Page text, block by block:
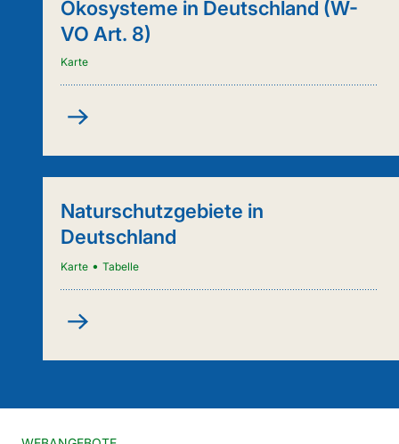
Ökosysteme in Deutschland (W-
VO Art. 8)
Karte
Kartenanwendung
Städtische
Ökosysteme
Deutschland
(W-
VO
Art.
Naturschutzgebiete in
Deutschland
Karte • Tabelle
Naturschutzgebiete
Deutschland